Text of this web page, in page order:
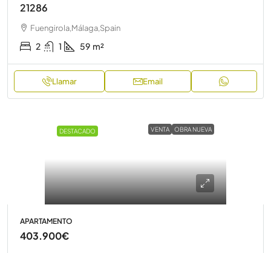
21286
Fuengirola,Málaga,Spain
2 1 59 m²
Llamar Email
DESTACADO VENTA OBRA NUEVA
APARTAMENTO
403.900€